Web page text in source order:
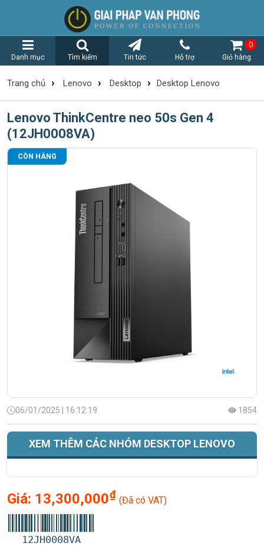
Danh mục Tìm kiếm Tin tức Hỗ trợ Giỏ hàng
0
Trang chủ › Lenovo › Desktop › Desktop Lenovo
Lenovo ThinkCentre neo 50s Gen 4
(12JH0008VA)
CÒN HÀNG
06/01/2025 | 16:12:19 1854
XEM THÊM CÁC NHÓM DESKTOP LENOVO
Giá: 13,300,000₫ (Đã có VAT)
12JH0008VA